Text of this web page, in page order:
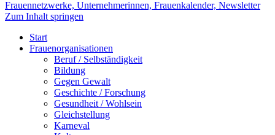
Kölner Frauenportal
Veranstaltungen für Kölnerinnen,
Frauennetzwerke, Unternehmerinnen,
Frauenkalender, Newsletter
Zum Inhalt springen
Start
Frauenorganisationen
Beruf / Selbständigkeit
Bildung
Gegen Gewalt
Geschichte / Forschung
Gesundheit / Wohlsein
Gleichstellung
Karneval